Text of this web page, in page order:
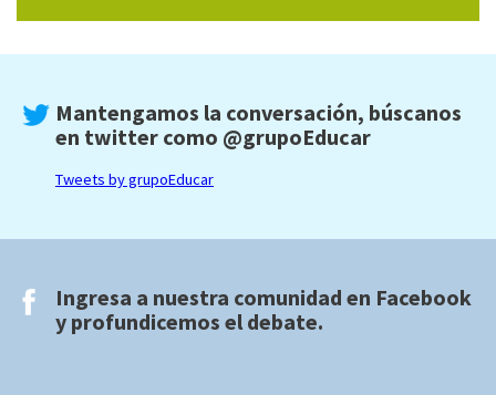
Mantengamos la conversación, búscanos
en twitter como @grupoEducar
Tweets by grupoEducar
Ingresa a nuestra comunidad en Facebook
y profundicemos el debate.